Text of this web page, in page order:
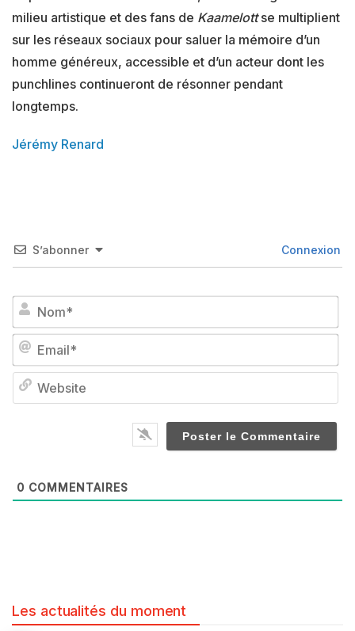
milieu artistique et des fans de Kaamelottse multiplient
sur les réseaux sociaux pour saluer la mémoire d’un
homme généreux, accessible et d’un acteur dont les
punchlines continueront de résonner pendant
longtemps.
Jérémy Renard
S’abonner Connexion
0 COMMENTAIRES
Les actualités du moment